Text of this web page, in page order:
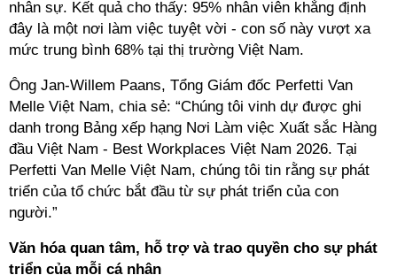
nhân sự. Kết quả cho thấy: 95% nhân viên khẳng định
đây là một nơi làm việc tuyệt vời - con số này vượt xa
mức trung bình 68% tại thị trường Việt Nam.
Ông Jan-Willem Paans, Tổng Giám đốc Perfetti Van
Melle Việt Nam, chia sẻ: “Chúng tôi vinh dự được ghi
danh trong Bảng xếp hạng Nơi Làm việc Xuất sắc Hàng
đầu Việt Nam - Best Workplaces Việt Nam 2026. Tại
Perfetti Van Melle Việt Nam, chúng tôi tin rằng sự phát
triển của tổ chức bắt đầu từ sự phát triển của con
người.”
Văn hóa quan tâm, hỗ trợ và trao quyền cho sự phát
triển của mỗi cá nhân